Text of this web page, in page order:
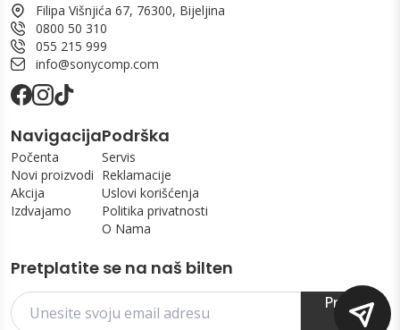
Filipa Višnjića 67, 76300, Bijeljina
0800 50 310
055 215 999
info@sonycomp.com
Navigacija
Počenta
Novi proizvodi
Akcija
Izdvajamo
Podrška
Servis
Reklamacije
Uslovi korišćenja
Politika privatnosti
O Nama
Pretplatite se na naš bilten
Prijavi